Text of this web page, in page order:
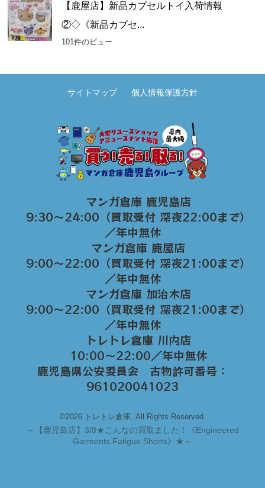
【鹿屋店】新品カプセルトイ入荷情報
②◇《新品カプセ...
101件のビュー
サイトマップ 個人情報保護方針
マンガ倉庫 鹿児島店
9:30～24:00（買取受付 深夜22:00まで）
／年中無休
マンガ倉庫 鹿屋店
9:00～22:00（買取受付 深夜21:00まで）
／年中無休
マンガ倉庫 加治木店
9:00〜22:00（買取受付 深夜21:00まで）
／年中無休
トレトレ倉庫 川内店
10:00〜22:00／年中無休
鹿児島県公安委員会 古物許可番号：
961020041023
©2026 トレトレ倉庫. All Rights Reserved.
～
【鹿児島店】3/8★こんなの買取ました！《Engineered
Garments Fatigue Shorts》★～